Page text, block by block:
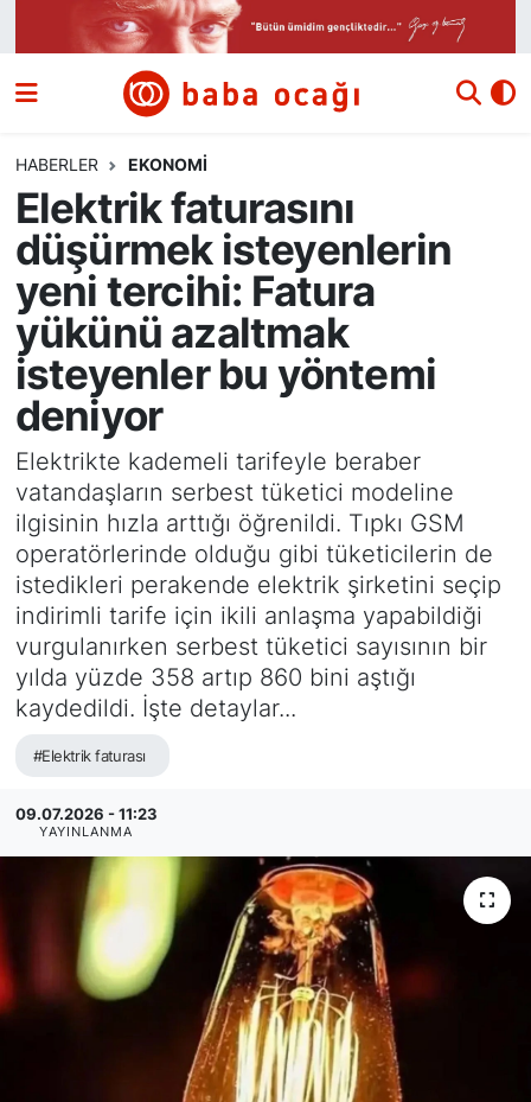
HABERLER EKONOMI
Elektrik faturasını
düşürmek isteyenlerin
yeni tercihi: Fatura
yükünü azaltmak
isteyenler bu yöntemi
deniyor
Elektrikte kademeli tarifeyle beraber
vatandaşların serbest tüketici modeline
ilgisinin hızla arttığı öğrenildi. Tıpkı GSM
operatörlerinde olduğu gibi tüketicilerin de
istedikleri perakende elektrik şirketini seçip
indirimli tarife için ikili anlaşma yapabildiği
vurgulanırken serbest tüketici sayısının bir
yılda yüzde 358 artıp 860 bini aştığı
kaydedildi. İşte detaylar...
#Elektrik faturası
09.07.2026 - 11:23
YAYINLANMA
Siyaset
Ekonomi
Dünya
Kültür ve Sanat
Eğitim
Bilim ve Teknoloji
Yazı Dizisi
Nöbetçi Eczaneler
Namaz Vakitleri
Trafik Durumu
Süper Lig Puan Durumu ve Fikstür
Tüm Manşetler
Son Dakika Haberleri
Haber Arşivi